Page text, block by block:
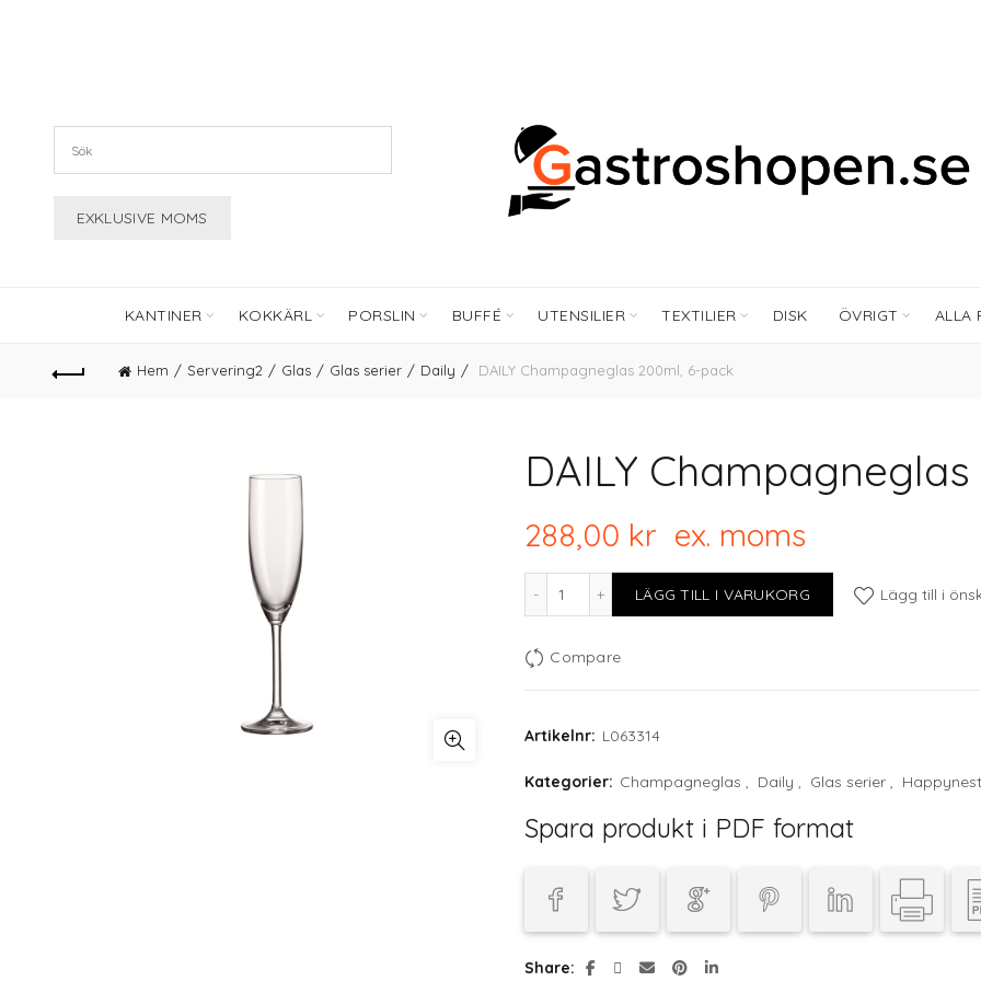
KANTINER KOKKÄRL PORSLIN BUFFÉ UTENSILIER TEXTILIER DISK ÖVRIGT ALLA
Hem Servering2 Glas Glas serier Daily DAILY Champagneglas 200ml, 6-pack
DAILY
288,00 kr ex. moms
DAILY Champagneglas 200ml, 6-pack mängd
LÄGG TILL I VARUKORG Lägg till i
Compare
Artikelnr: L063314
Kategorier: Champagneglas , Daily , Glas serier , Happynest
Spara produkt i PDF format
Share